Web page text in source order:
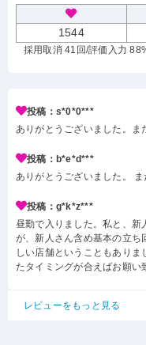
1544
採用取消 41回/評価入力
投稿：s*0*0***
ありがとうございました。ま
投稿：b*e*d***
ありがとうございました。 ま
投稿：g*k*z***
昼勤で入りました。私と、新
が、新人さん含め基本の立ち
しい店舗ということもあり
たタイミングが合えばお願い
レビューをもっと見る